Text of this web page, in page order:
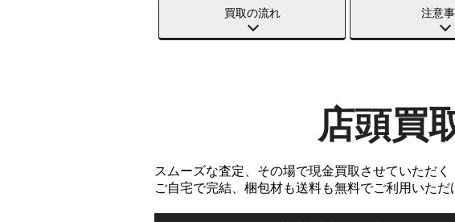
買取の流れ 注意
店頭買
スムーズな査定、その場で現金買取させていただく
ご自宅で完結、梱包材も送料も無料でご利用いた